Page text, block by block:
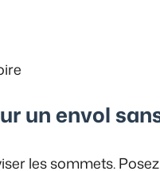
un envol
les sommets.